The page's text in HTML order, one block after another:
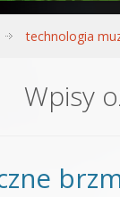
technologia
Wpisy